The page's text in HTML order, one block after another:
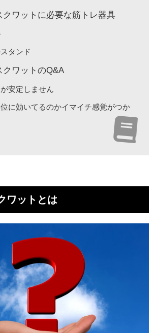
クワットに必要な筋トレ器具
タンド
クワットのQ&A
安定しません
に効いてるのかイマイチ感覚がつか
ワットとは